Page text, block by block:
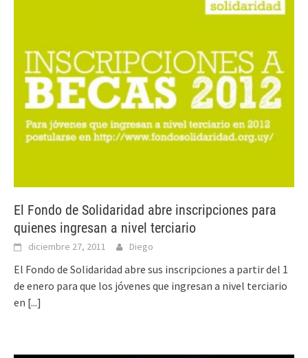
El Fondo de Solidaridad abre inscripciones para
quienes ingresan a nivel terciario
diciembre 27, 2011 Diego
El Fondo de Solidaridad abre sus inscripciones a partir del 1
de enero para que los jóvenes que ingresan a nivel terciario
en [...]